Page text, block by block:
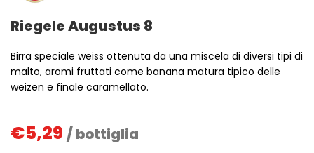
Riegele Augustus 8
Birra speciale weiss ottenuta da una miscela di diversi tipi di
malto, aromi fruttati come banana matura tipico delle
weizen e finale caramellato.
€5,29 / bottiglia